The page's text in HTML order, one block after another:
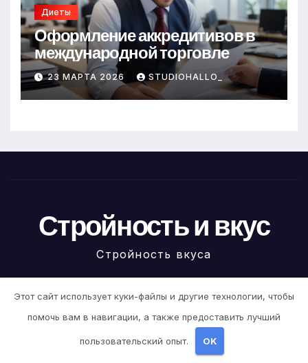
Диеты
Оформление аккредитивов в
международной торговле
23 МАРТА 2026 STUDIOHALLO_
Стройность и вкус
Стройность вкуса
На платформе WordPress|Тема newstack отThemeansar
АвокадоАвокадо
Этот сайт использует куки-файлы и другие технологии, чтобы
помочь вам в навигации, а также предоставить лучший
пользовательский опыт. OK